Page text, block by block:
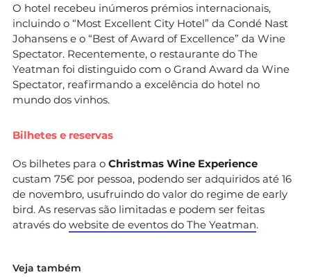
O hotel recebeu inúmeros prémios internacionais,
incluindo o “Most Excellent City Hotel” da Condé Nast
Johansens e o “Best of Award of Excellence” da Wine
Spectator. Recentemente, o restaurante do The
Yeatman foi distinguido com o Grand Award da Wine
Spectator, reafirmando a excelência do hotel no
mundo dos vinhos.
Bilhetes e reservas
Os bilhetes para o Christmas Wine Experience
custam 75€ por pessoa, podendo ser adquiridos até 16
de novembro, usufruindo do valor do regime de early
bird. As reservas são limitadas e podem ser feitas
através do website de eventos do The Yeatman.
Veja também